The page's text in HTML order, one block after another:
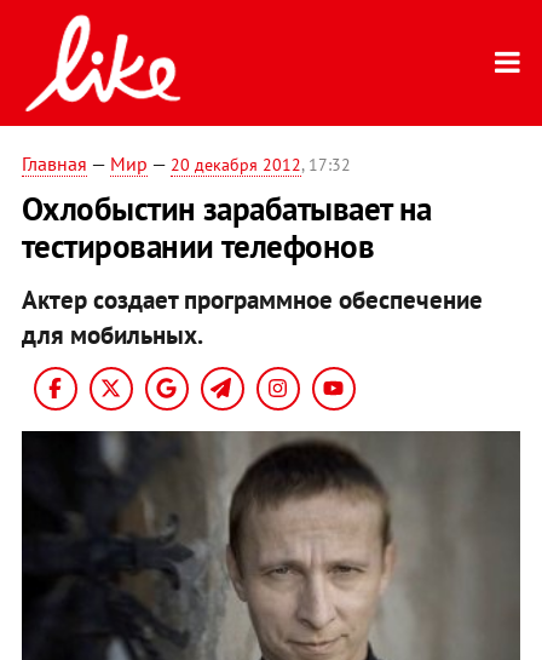
Главная — Мир — 20 декабря 2012, 17:32
Охлобыстин зарабатывает на
тестировании телефонов
Актер создает программное обеспечение
для мобильных.